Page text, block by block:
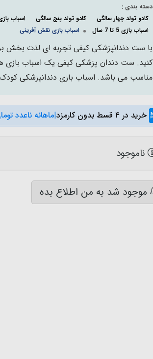
دسته بندی :
کادو تولد چهار سالگی
کادو تولد پنج سالگی اسباب
اسباب بازی 5 تا 7 سال
اسباب بازی نقش آفرینی
با ست دندانپزشکی کیفی تجربه ای لذت بخش
مناسب می باشد. اسباب بازی دندانپزشکی
خرید در ۴ قسط بدون کارمزد |ماهانه ناعدد
ناموجود
موجود شد به من اطلاع بده